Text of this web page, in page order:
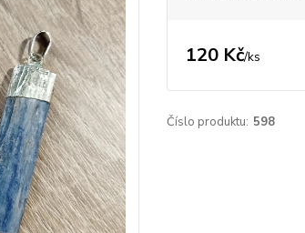
120 Kč/ks
Číslo produktu: 598